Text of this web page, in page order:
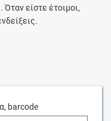
είστε έτοιμοι,
barcode